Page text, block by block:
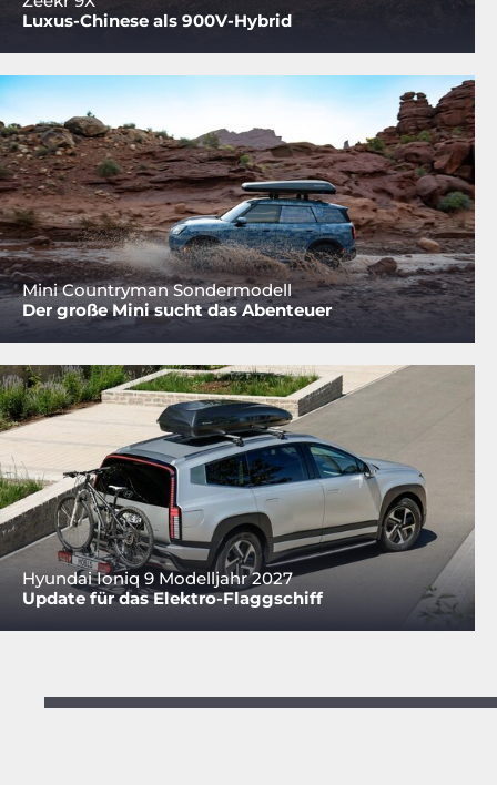
Luxus-Chinese als 900V-Hybrid
Mini Countryman Sondermodell
Der große Mini sucht das Abenteuer
Hyundai Ioniq 9 Modelljahr 2027
Update für das Elektro-Flaggschiff